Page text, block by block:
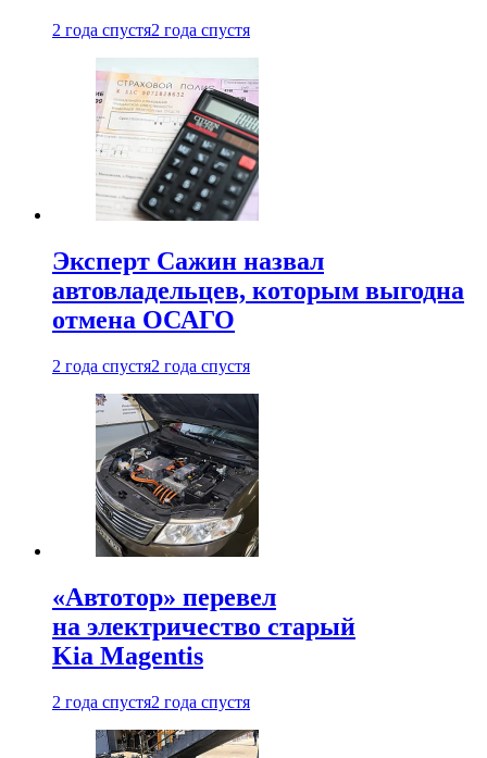
2 года спустя2 года спустя
Эксперт Сажин назвал
автовладельцев, которым выгодна
отмена ОСАГО
2 года спустя2 года спустя
«Автотор» перевел
на электричество старый
Kia Magentis
2 года спустя2 года спустя